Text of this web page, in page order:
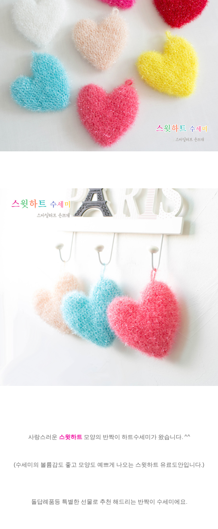
사랑스러운 스윗하트모양의 반짝이 하트수세미가 왔습니다. ^^
(수세미의 볼륨감도 좋고 모양도 예쁘게 나오는 스윗하트 유료도안입니다.)
돌답례품등 특별한 선물로 추천 해드리는 반짝이 수세미에요.